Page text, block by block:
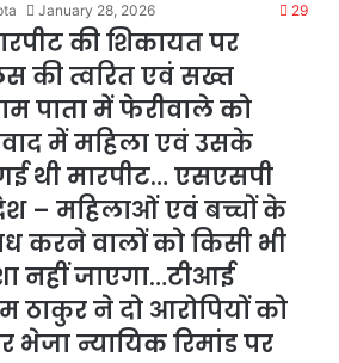
January 28, 2026 29
की शिकायत पर
की त्वरित एवं सख्त
पाता में फेरीवाले को
में महिला एवं उसके
थी मारपीट… एसएसपी
– महिलाओं एवं बच्चों के
करने वालों को किसी भी
नहीं जाएगा…टीआई
ठाकुर ने दो आरोपियों को
भेजा न्यायिक रिमांड पर